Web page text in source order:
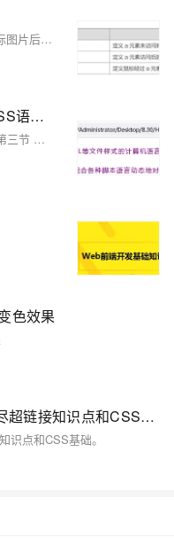
这个“图片地址”是鼠标图片地址，其中鼠标图片后缀名一般都是“.cur”，我们可以使用一些小软件来制作 这个“属性值”一般只会用到3个，分别是default、pointer和text。
Web前端开发笔记——第三章 CSS语言 第三节 文本、字体、背景、超链接样式属性
Web前端开发笔记——第三章 CSS语言 第三节 文本、字体、背景、超链接样式属性
色效果
运维开发必备技能，带你一文打尽超链接知识点和CSS基础。
识点和CSS基础。